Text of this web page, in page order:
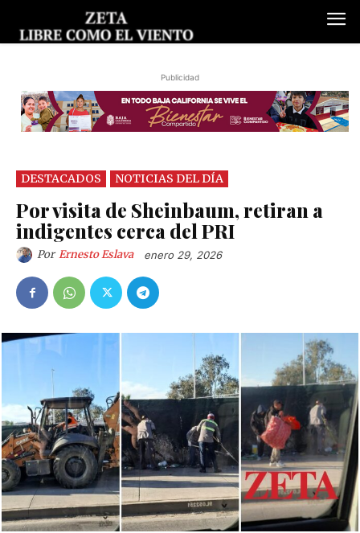
Publicidad
DESTACADOS NOTICIAS DEL DÍA
Por visita de Sheinbaum, retiran a
indigentes cerca del PRI
Por Ernesto Eslava enero 29, 2026